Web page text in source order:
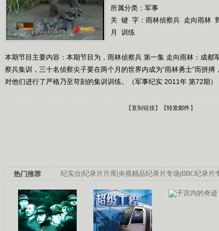
所属分类：军事
关 键 字： 雨林侦察兵 走向雨林
月
训练
本期节目主要内容：本期节目为，雨林侦察兵 第一集 走向雨林：成都
察兵集训，三十名侦察尖子要在两个月的世界内成为“雨林勇士”而拼
对他们进行了严格乃至苛刻的集训训练。（军事纪实 2011年 第72期）
【复制链接】【转发邮件 】
纪实台 纪录片片库 央视精品纪录片专场 BBC纪录片
热门推荐